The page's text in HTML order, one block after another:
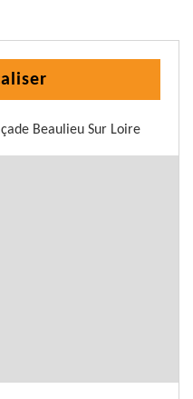
Beaulieu Sur Loire